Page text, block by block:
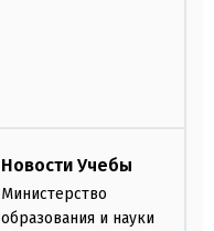
Новости Учебы
Министерство
образования и науки